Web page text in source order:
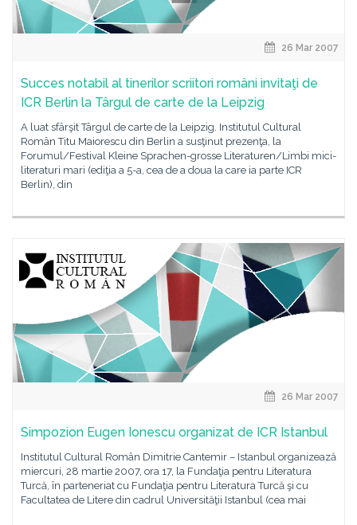
26 Mar 2007
Succes notabil al tinerilor scriitori români invitaţi de
ICR Berlin la Târgul de carte de la Leipzig
A luat sfârşit Târgul de carte de la Leipzig. Institutul Cultural
Român Titu Maiorescu din Berlin a susţinut prezenţa, la
Forumul/Festival Kleine Sprachen-grosse Literaturen/Limbi mici-
literaturi mari (ediţia a 5-a, cea de a doua la care ia parte ICR
Berlin), din
26 Mar 2007
Simpozion Eugen Ionescu organizat de ICR Istanbul
Institutul Cultural Român Dimitrie Cantemir – Istanbul organizează
miercuri, 28 martie 2007, ora 17, la Fundaţia pentru Literatura
Turcă, în parteneriat cu Fundaţia pentru Literatura Turcă şi cu
Facultatea de Litere din cadrul Universităţii Istanbul (cea mai